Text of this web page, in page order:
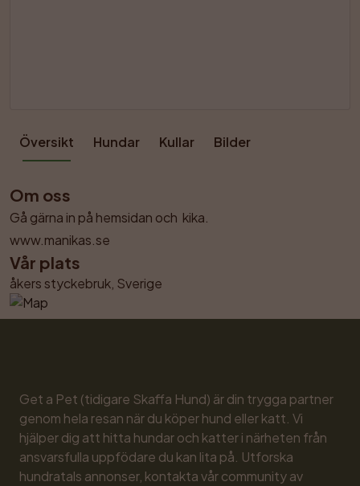
Översikt Hundar Kullar Bilder
Om oss
Gå gärna in på hemsidan och  kika.
www.manikas.se
Vår plats
åkers styckebruk, Sverige
Get a Pet (tidigare Skaffa Hund) är din trygga partner
genom hela resan när du köper hund eller katt. Vi
hjälper dig att hitta hundar och katter i närheten från
ansvarsfulla uppfödare du kan lita på. Utforska
hundratals annonser, kontakta vår community av